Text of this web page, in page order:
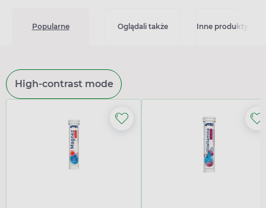
Popularne Oglądali także Inne produkty z
High-contrast mode